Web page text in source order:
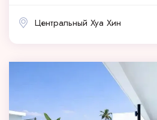
Центральный Хуа Хин